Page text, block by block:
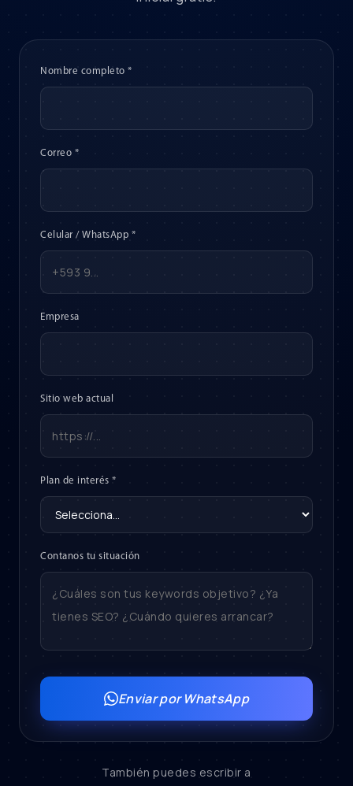
Nombre completo *
Correo *
Celular / WhatsApp *
Empresa
Sitio web actual
Plan de interés *
Contanos tu situación
Enviar por WhatsApp
También puedes escribir a